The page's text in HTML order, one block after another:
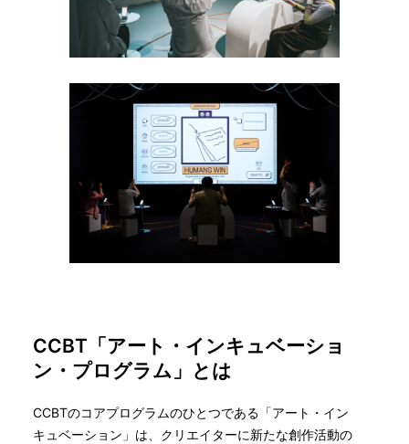
CCBT「アート・インキュベーショ
ン・プログラム」とは
CCBTのコアプログラムのひとつである「アート・イン
キュベーション」は、クリエイターに新たな創作活動の